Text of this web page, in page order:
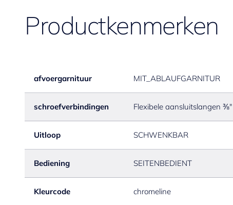
Productkenmerken
afvoergarnituur MIT_ABLAUFGARNITUR
schroefverbindingen Flexibele aansluitslangen ⅜"
Uitloop SCHWENKBAR
Bediening SEITENBEDIENT
Kleurcode chromeline